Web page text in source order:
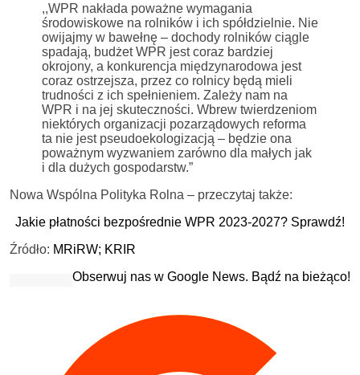
,,WPR nakłada poważne wymagania
środowiskowe na rolników i ich spółdzielnie. Nie
owijajmy w bawełnę – dochody rolników ciągle
spadają, budżet WPR jest coraz bardziej
okrojony, a konkurencja międzynarodowa jest
coraz ostrzejsza, przez co rolnicy będą mieli
trudności z ich spełnieniem. Zależy nam na
WPR i na jej skuteczności. Wbrew twierdzeniom
niektórych organizacji pozarządowych reforma
ta nie jest pseudoekologizacją – będzie ona
poważnym wyzwaniem zarówno dla małych jak
i dla dużych gospodarstw.”
Nowa Wspólna Polityka Rolna – przeczytaj także:
Jakie płatności bezpośrednie WPR 2023-2027? Sprawdź!
Źródło: MRiRW; KRIR
Obserwuj nas w Google News. Bądź na bieżąco!